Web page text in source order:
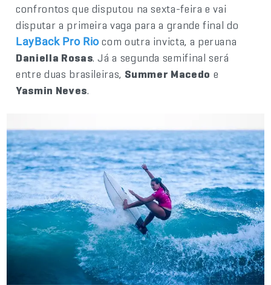
confrontos que disputou na sexta-feira e vai
disputar a primeira vaga para a grande final do
LayBack Pro Riocom outra invicta, a peruana
Daniella Rosas. Já a segunda semifinal será
entre duas brasileiras, Summer Macedo e
Yasmin Neves.